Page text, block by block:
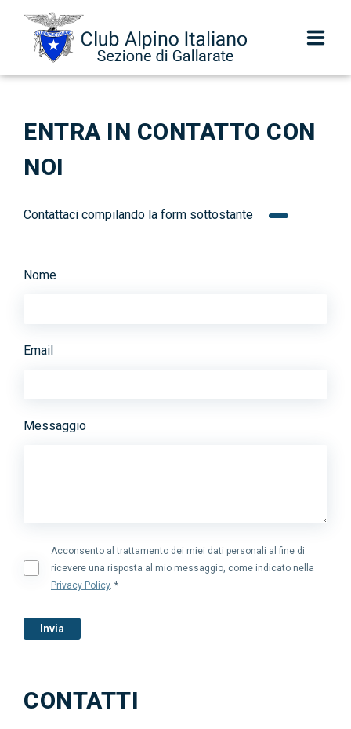
Centenario
Scuola di alpinismo Colibrì
Escursionismo
ENTRA IN CONTATTO CON
NOI
Contattaci compilando la form sottostante
Nome
Email
Messaggio
Acconsento al trattamento dei miei dati personali al fine di
ricevere una risposta al mio messaggio, come indicato nella
Privacy Policy. *
Invia
CONTATTI